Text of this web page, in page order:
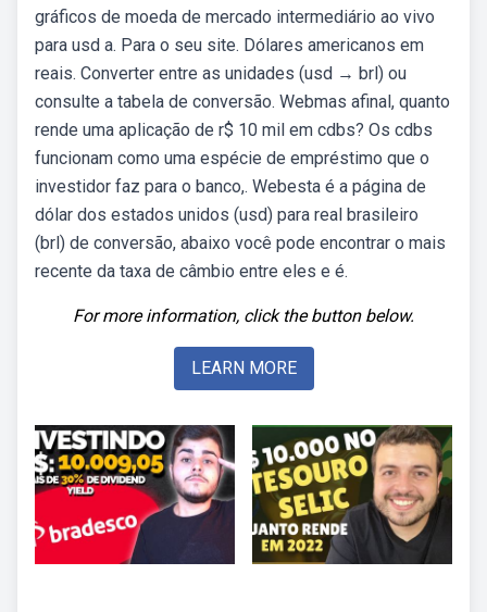
gráficos de moeda de mercado intermediário ao vivo
para usd a. Para o seu site. Dólares americanos em
reais. Converter entre as unidades (usd → brl) ou
consulte a tabela de conversão. Webmas afinal, quanto
rende uma aplicação de r$ 10 mil em cdbs? Os cdbs
funcionam como uma espécie de empréstimo que o
investidor faz para o banco,. Webesta é a página de
dólar dos estados unidos (usd) para real brasileiro
(brl) de conversão, abaixo você pode encontrar o mais
recente da taxa de câmbio entre eles e é.
For more information, click the button below.
LEARN MORE